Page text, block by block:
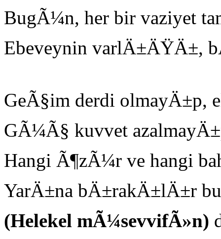
BugÃ¼n, her bir vaziyet
Ebeveynin varlÄ±ÄŸÄ±,
GeÃ§im derdi olmayÄ±p,
GÃ¼Ã§ kuvvet
Hangi Ã¶zÃ¼r ve hangi
YarÄ±na bÄ±rakÄ±lÄ±r
(Helekel mÃ¼sevvifÃ»n)